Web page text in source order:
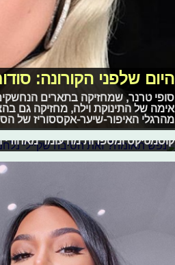
היום שלפני הקורונה:
סופי טרנר, שמחזיקה בתארים
אימה של התינוקת וילה, מחזיקה גם
מהרגלי האיפור-שיער-אקססוריז של
נפש תאומה? זאת הסיבה
בעבר זכינו לראות את האחיות לבית
האימהות של קיילי ששינתה את אורח
לחופשה מעבודה ומעיני המצלמות,
קוסמטיקס ומספרות מה עומד מאחורי